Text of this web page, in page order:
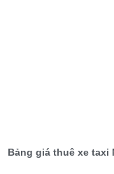
Bảng giá thuê xe taxi